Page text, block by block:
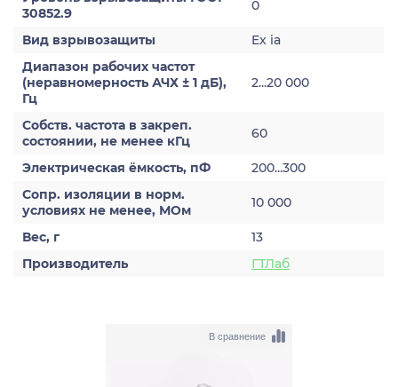
30852.9
0
Вид взрывозащиты
Ex ia
Диапазон рабочих частот
(неравномерность АЧХ ± 1 дБ),
Гц
2...20 000
Собств. частота в закреп.
состоянии, не менее кГц
60
Электрическая ёмкость, пФ
200...300
Сопр. изоляции в норм.
условиях не менее, МОм
10 000
Вес, г
13
Производитель
ГТЛаб
В сравнение